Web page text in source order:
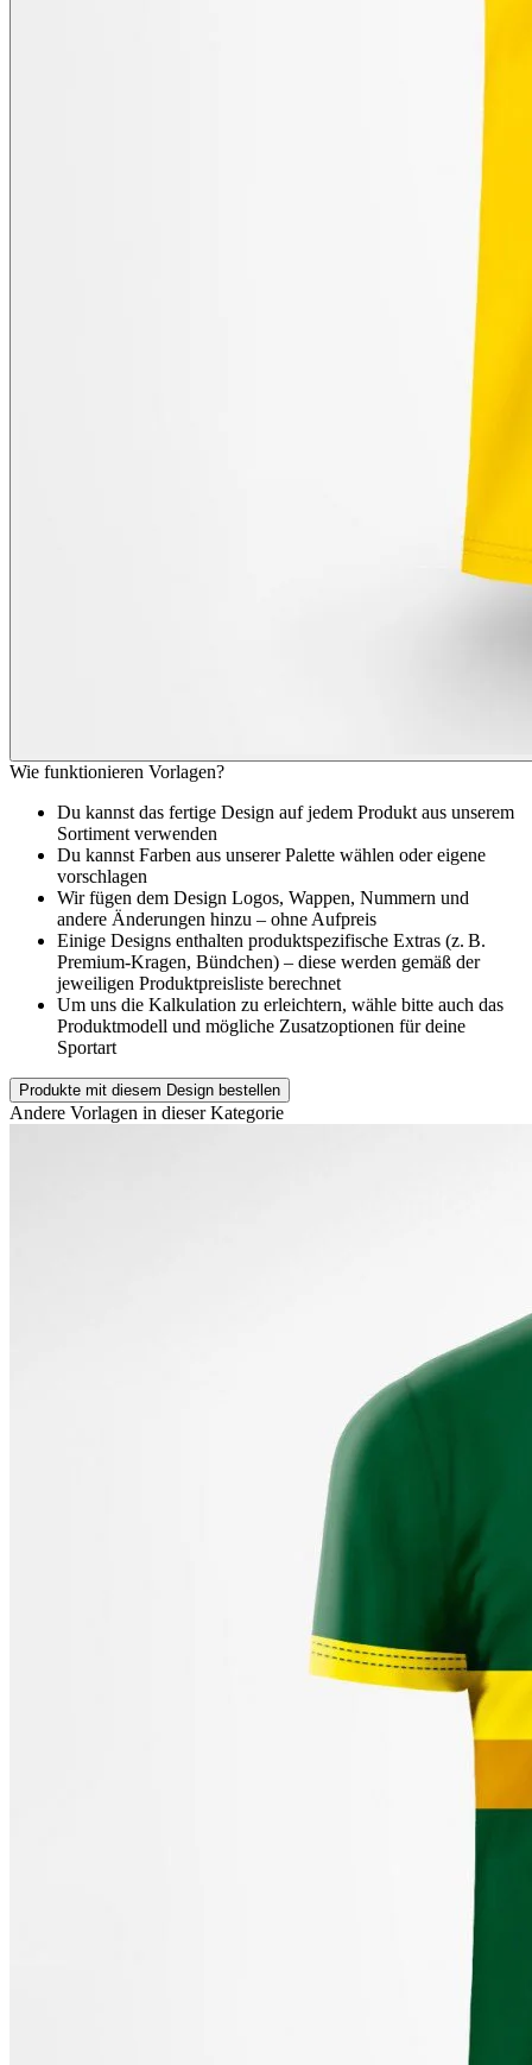
Wie funktionieren Vorlagen?
Du kannst das fertige Design auf jedem Produkt aus unserem
Sortiment verwenden
Du kannst Farben aus unserer Palette wählen oder eigene
vorschlagen
Wir fügen dem Design Logos, Wappen, Nummern und
andere Änderungen hinzu – ohne Aufpreis
Einige Designs enthalten produktspezifische Extras (z. B.
Premium-Kragen, Bündchen) – diese werden gemäß der
jeweiligen Produktpreisliste berechnet
Um uns die Kalkulation zu erleichtern, wähle bitte auch das
Produktmodell und mögliche Zusatzoptionen für deine
Sportart
Produkte mit diesem Design bestellen
Andere Vorlagen in dieser Kategorie